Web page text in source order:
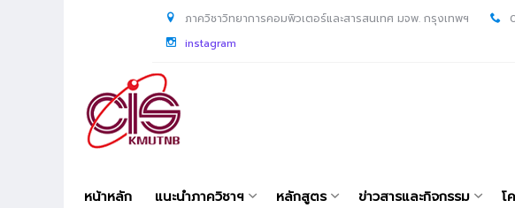
ภาควิชาวิทยาการคอมพิวเตอร์และสารสนเทศ มจพ. กรุงเทพฯ
instagram
หน้าหลัก แนะนำภาควิชาฯ หลักสูตร ข่าวสารและกิจกรรม โ